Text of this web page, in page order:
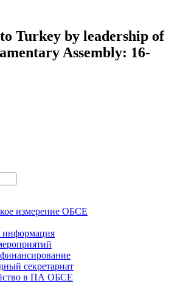
Turkey by leadership of
Assembly: 16-
измерение ОБСЕ
информация
секретариат
в ПА ОБСЕ